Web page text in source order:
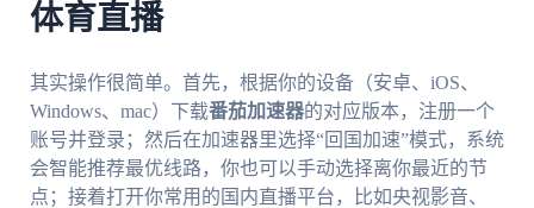
体育直播
其实操作很简单。首先，根据你的设备（安卓、iOS、
Windows、mac）下载番茄加速器的对应版本，注册一个
账号并登录；然后在加速器里选择“回国加速”模式，系统
会智能推荐最优线路，你也可以手动选择离你最近的节
点；接着打开你常用的国内直播平台，比如央视影音、